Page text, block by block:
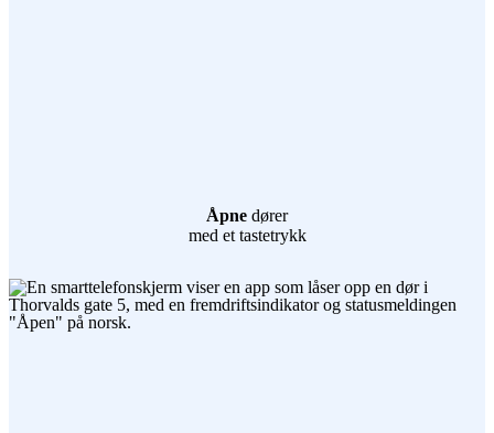
Åpne dører
med et tastetrykk